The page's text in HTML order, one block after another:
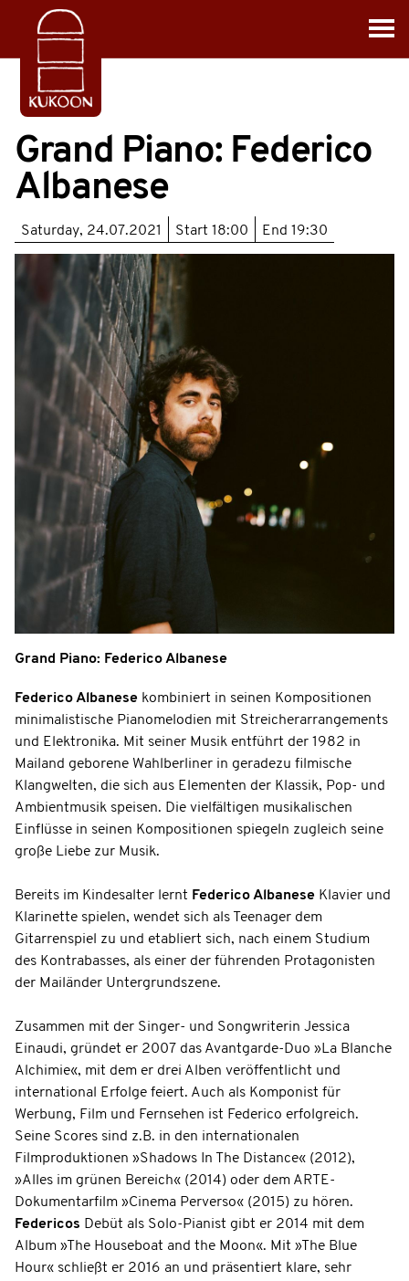
Grand Piano: Federico
Albanese
Saturday, 24.07.2021 Start 18:00 End 19:30
Grand Piano: Federico Albanese
Federico Albanese kombiniert in seinen Kompositionen
minimalistische Pianomelodien mit Streicherarrangements
und Elektronika. Mit seiner Musik entführt der 1982 in
Mailand geborene Wahlberliner in geradezu filmische
Klangwelten, die sich aus Elementen der Klassik, Pop- und
Ambientmusik speisen. Die vielfältigen musikalischen
Einflüsse in seinen Kompositionen spiegeln zugleich seine
große Liebe zur Musik.
Bereits im Kindesalter lernt Federico Albanese Klavier und
Klarinette spielen, wendet sich als Teenager dem
Gitarrenspiel zu und etabliert sich, nach einem Studium
des Kontrabasses, als einer der führenden Protagonisten
der Mailänder Untergrundszene.
Zusammen mit der Singer- und Songwriterin Jessica
Einaudi, gründet er 2007 das Avantgarde-Duo »La Blanche
Alchimie«, mit dem er drei Alben veröffentlicht und
international Erfolge feiert. Auch als Komponist für
Werbung, Film und Fernsehen ist Federico erfolgreich.
Seine Scores sind z.B. in den internationalen
Filmproduktionen »Shadows In The Distance« (2012),
»Alles im grünen Bereich« (2014) oder dem ARTE-
Dokumentarfilm »Cinema Perverso« (2015) zu hören.
Federicos Debüt als Solo-Pianist gibt er 2014 mit dem
Album »The Houseboat and the Moon«. Mit »The Blue
Hour« schließt er 2016 an und präsentiert klare, sehr